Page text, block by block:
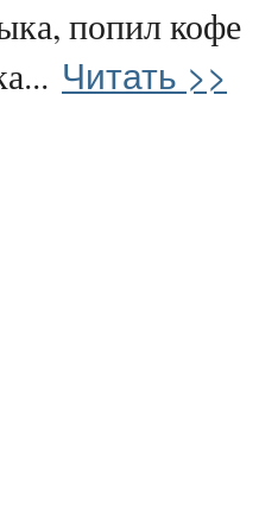
попил кофе
Читать >>